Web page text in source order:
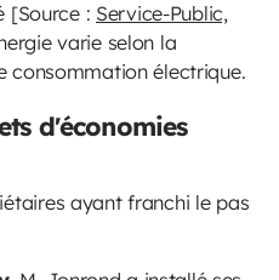
[Source : Service-Public,
varie selon la
consommation électrique.
d'économies
ayant franchi le pas